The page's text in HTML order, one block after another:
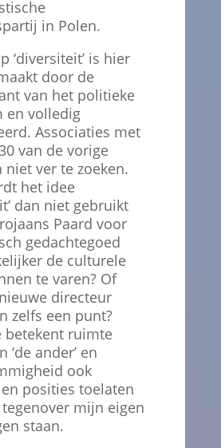
in Polen.
‘diversiteit’ is hier
door de
van het politieke
en volledig
Associaties met
van de vorige
niet ver te zoeken.
het idee
dan niet gebruikt
Paard voor
gedachtegoed
de culturele
te varen? Of
directeur
zelfs een punt?
betekent ruimte
‘de ander’ en
ook
posities toelaten
mijn eigen
staan.